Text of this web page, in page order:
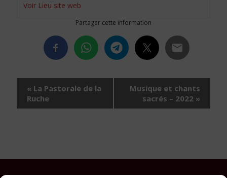
Voir Lieu site web
Partager cette information
Navigation
Évènement
« La Pastorale de la
Ruche
Musique et chants
sacrés – 2022 »